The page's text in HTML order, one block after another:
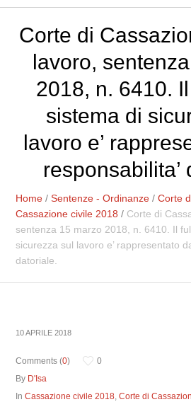
Corte di
lavoro,
2018, n. 6410.
sistema di
lavoro e’
responsabilita’
Home /Sentenze - Ordinanze /Corte
Cassazione civile 2018 / Corte di
sentenza 15 marzo 2018, n. 6410. Il
sicurezza sul lavoro e’ rappresentato
datoriale.
10 APRILE 2018
Comments (0)
0
By D'Isa
InCassazione civile 2018,Corte di